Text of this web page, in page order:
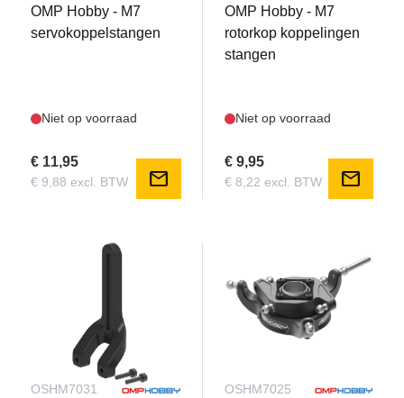
OMP Hobby - M7
servokoppelstangen
Niet op voorraad
€ 11,95
€ 9,88 excl. BTW mail
OMP Hobby - M7
rotorkop koppelingen
stangen
Niet op voorraad
€ 9,95
€ 8,22 excl. BTW mail
OSHM7031 OSHM7025